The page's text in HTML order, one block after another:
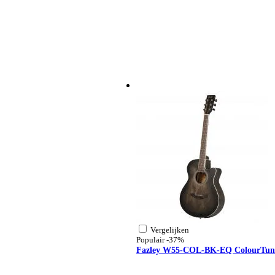
Vergelijken
Populair-37%
Fazley W55-COL-BK-EQ